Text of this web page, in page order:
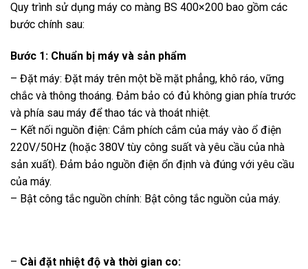
Quy trình sử dụng máy co màng BS 400×200 bao gồm các
bước chính sau:
Bước 1: Chuẩn bị máy và sản phẩm
– Đặt máy: Đặt máy trên một bề mặt phẳng, khô ráo, vững
chắc và thông thoáng. Đảm bảo có đủ không gian phía trước
và phía sau máy để thao tác và thoát nhiệt.
– Kết nối nguồn điện: Cắm phích cắm của máy vào ổ điện
220V/50Hz (hoặc 380V tùy công suất và yêu cầu của nhà
sản xuất). Đảm bảo nguồn điện ổn định và đúng với yêu cầu
của máy.
– Bật công tắc nguồn chính: Bật công tắc nguồn của máy.
– Cài đặt nhiệt độ và thời gian co: